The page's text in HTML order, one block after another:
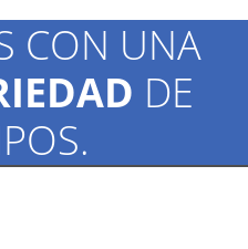
CON UNA
DE